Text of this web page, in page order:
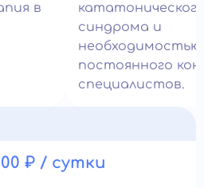
в
синдрома и
необходимостью
постоянного
специалистов.
₽ / сутки